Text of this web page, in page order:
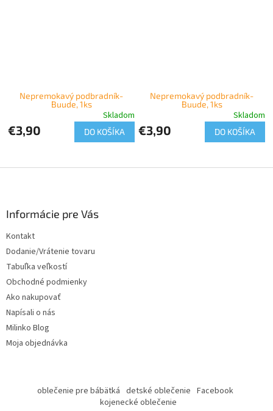
Nepremokavý podbradník-
Buude, 1ks
Skladom
€3,90 DO KOŠÍKA
Nepremokavý podbradník-
Buude, 1ks
Skladom
€3,90 DO KOŠÍKA
Informácie pre Vás
Kontakt
Dodanie/Vrátenie tovaru
Tabuľka veľkostí
Obchodné podmienky
Ako nakupovať
Napísali o nás
Milinko Blog
Moja objednávka
oblečenie pre bábätká detské oblečenie Facebook
kojenecké oblečenie